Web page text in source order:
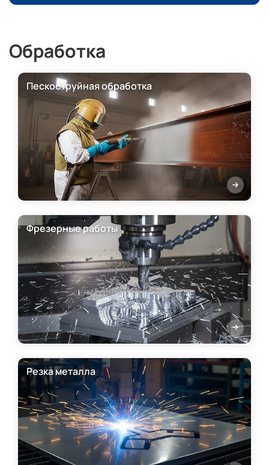
Обработка
Пескоструйная обработка
Фрезерные работы
Резка металла